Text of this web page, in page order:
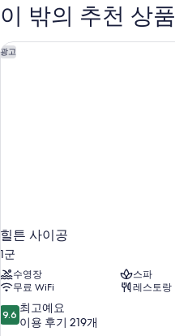
보
기
3
자
세
이 밖의 추천 상품
광고
힐튼 사이공
1군
수영장
스파
무료 WiFi
레스토랑
10
점
9.6 최고예요
이용 후기 219개
힐튼 사이공